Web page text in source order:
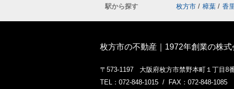
駅から探す
枚方市 / 樟葉 / 香
枚方市の不動産｜1972年創業の株
〒573-1197 大阪府枚方市禁野本町１丁目8
TEL：072-848-1015 / FAX：072-848-1085